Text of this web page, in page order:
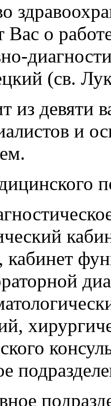
о
(св.
из девяти
и
кабинет